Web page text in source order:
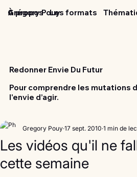
Grégory Pouy
À propos Les formats
Redonner Envie Du Futur
Pour comprendre les mutations
l'envie d’agir.
Les vidéos qu'il ne
cette semaine
Gregory Pouy 17 sept. 2010 1 min de